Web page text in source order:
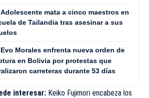
Adolescente mata a cinco maestros en
de Tailandia tras asesinar a sus
Evo Morales enfrenta nueva orden de
en Bolivia por protestas que
carreteras durante 53 días
interesar: Keiko Fujimori encabeza los